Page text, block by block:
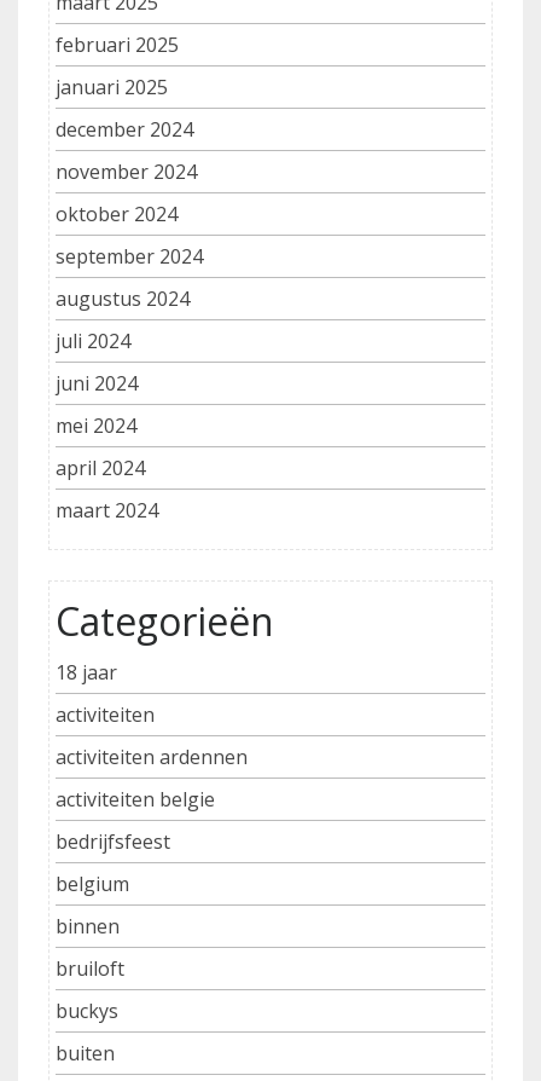
februari 2025
januari 2025
december 2024
november 2024
oktober 2024
september 2024
augustus 2024
juli 2024
juni 2024
mei 2024
april 2024
maart 2024
Categorieën
18 jaar
activiteiten
activiteiten ardennen
activiteiten belgie
bedrijfsfeest
belgium
binnen
bruiloft
buckys
buiten